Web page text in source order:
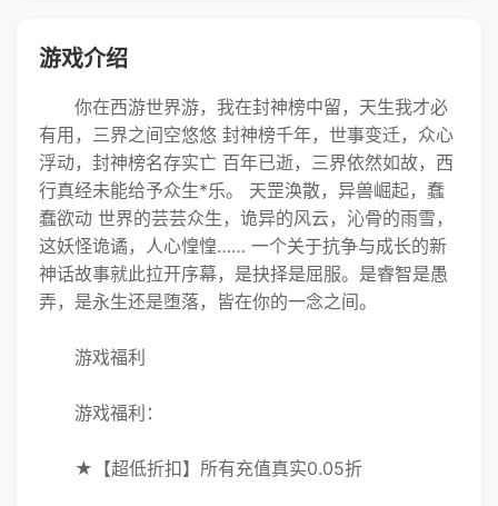
游戏介绍
你在西游世界游，我在封神榜中留，天生我才必
有用，三界之间空悠悠 封神榜千年，世事变迁，众心
浮动，封神榜名存实亡 百年已逝，三界依然如故，西
行真经未能给予众生*乐。 天罡涣散，异兽崛起，蠢
蠢欲动 世界的芸芸众生，诡异的风云，沁骨的雨雪，
这妖怪诡谲，人心惶惶…… 一个关于抗争与成长的新
神话故事就此拉开序幕，是抉择是屈服。是睿智是愚
弄，是永生还是堕落，皆在你的一念之间。
游戏福利
游戏福利：
★【超低折扣】所有充值真实0.05折